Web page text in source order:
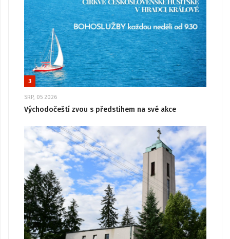
3
SRP, 05 2026
Východočeští zvou s předstihem na své akce